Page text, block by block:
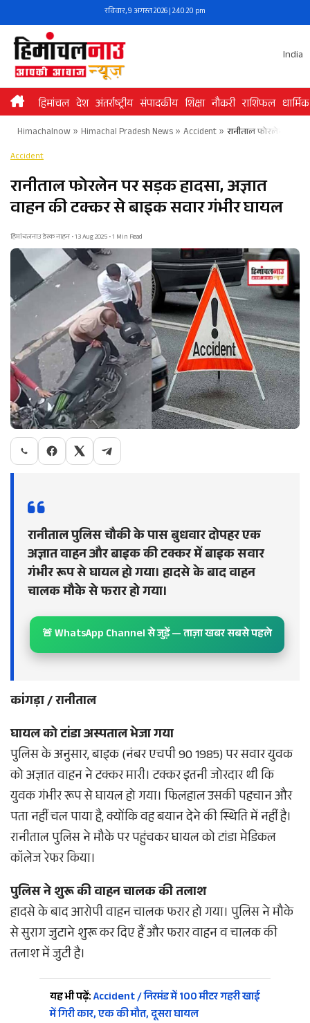
to
content
रविवार, 9 अगस्त 2026 | 2:40:20 pm
India
हिमांचल देश अंतर्राष्ट्रीय संपादकीय शिक्षा नौकरी राशिफल धार्मिक
Himachalnow» Himachal Pradesh News» Accident» रानीताल फोरलेन पर
Accident
रानीताल फोरलेन पर सड़क हादसा, अज्ञात
वाहन की टक्कर से बाइक सवार गंभीर घायल
हिमांचलनाउ डेस्क नाहन • 13 Aug 2025 • 1 Min Read
रानीताल पुलिस चौकी के पास बुधवार दोपहर एक
अज्ञात वाहन और बाइक की टक्कर में बाइक सवार
गंभीर रूप से घायल हो गया। हादसे के बाद वाहन
चालक मौके से फरार हो गया।
🚨 WhatsApp Channel से जुड़ें — ताज़ा खबर सबसे पहले
कांगड़ा / रानीताल
घायल को टांडा अस्पताल भेजा गया
पुलिस के अनुसार, बाइक (नंबर एचपी 90 1985) पर सवार युवक
को अज्ञात वाहन ने टक्कर मारी। टक्कर इतनी जोरदार थी कि
युवक गंभीर रूप से घायल हो गया। फिलहाल उसकी पहचान और
पता नहीं चल पाया है, क्योंकि वह बयान देने की स्थिति में नहीं है।
रानीताल पुलिस ने मौके पर पहुंचकर घायल को टांडा मेडिकल
कॉलेज रेफर किया।
पुलिस ने शुरू की वाहन चालक की तलाश
हादसे के बाद आरोपी वाहन चालक फरार हो गया। पुलिस ने मौके
से सुराग जुटाने शुरू कर दिए हैं और फरार वाहन व चालक की
तलाश में जुटी है।
यह भी पढ़ें:Accident / निरमंड में 100 मीटर गहरी खाई
में गिरी कार, एक की मौत, दूसरा घायल